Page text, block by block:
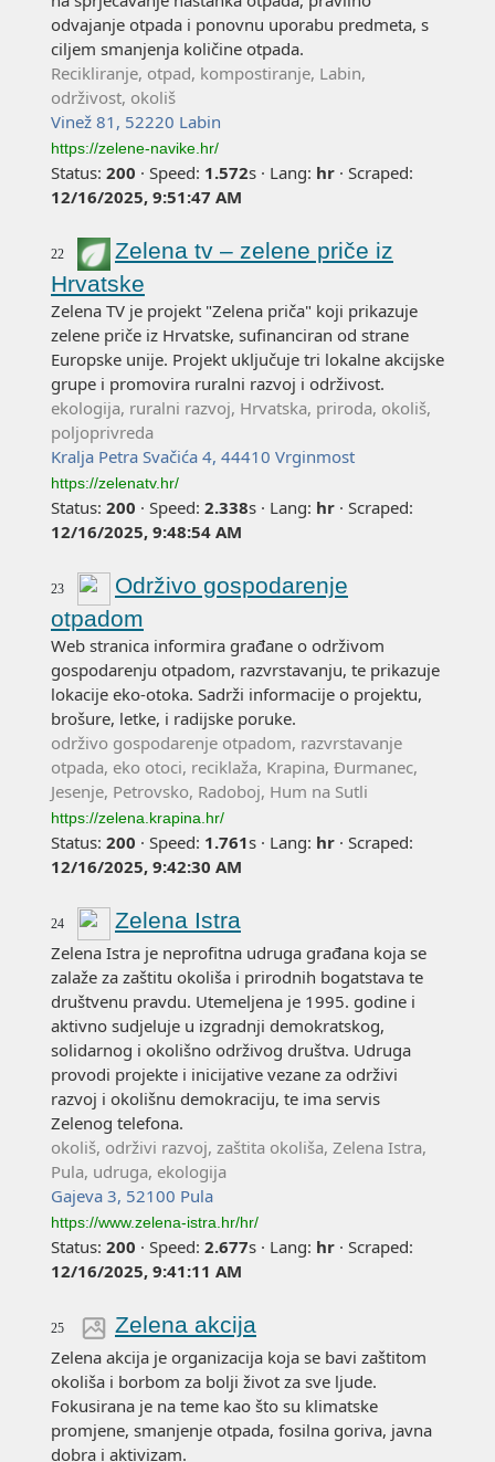
odvajanje otpada i ponovnu uporabu predmeta, s
ciljem smanjenja količine otpada.
Recikliranje, otpad, kompostiranje, Labin,
održivost, okoliš
Vinež 81, 52220 Labin
https://zelene-navike.hr/
Status: 200 · Speed: 1.572s · Lang: hr · Scraped:
12/16/2025, 9:51:47 AM
22
Zelena tv – zelene priče iz
Hrvatske
Zelena TV je projekt "Zelena priča" koji prikazuje
zelene priče iz Hrvatske, sufinanciran od strane
Europske unije. Projekt uključuje tri lokalne akcijske
grupe i promovira ruralni razvoj i održivost.
ekologija, ruralni razvoj, Hrvatska, priroda, okoliš,
poljoprivreda
Kralja Petra Svačića 4, 44410 Vrginmost
https://zelenatv.hr/
Status: 200 · Speed: 2.338s · Lang: hr · Scraped:
12/16/2025, 9:48:54 AM
23
Održivo gospodarenje
otpadom
Web stranica informira građane o održivom
gospodarenju otpadom, razvrstavanju, te prikazuje
lokacije eko-otoka. Sadrži informacije o projektu,
brošure, letke, i radijske poruke.
održivo gospodarenje otpadom, razvrstavanje
otpada, eko otoci, reciklaža, Krapina, Đurmanec,
Jesenje, Petrovsko, Radoboj, Hum na Sutli
https://zelena.krapina.hr/
Status: 200 · Speed: 1.761s · Lang: hr · Scraped:
12/16/2025, 9:42:30 AM
24 Zelena Istra
Zelena Istra je neprofitna udruga građana koja se
zalaže za zaštitu okoliša i prirodnih bogatstava te
društvenu pravdu. Utemeljena je 1995. godine i
aktivno sudjeluje u izgradnji demokratskog,
solidarnog i okolišno održivog društva. Udruga
provodi projekte i inicijative vezane za održivi
razvoj i okolišnu demokraciju, te ima servis
Zelenog telefona.
okoliš, održivi razvoj, zaštita okoliša, Zelena Istra,
Pula, udruga, ekologija
Gajeva 3, 52100 Pula
https://www.zelena-istra.hr/hr/
Status: 200 · Speed: 2.677s · Lang: hr · Scraped:
12/16/2025, 9:41:11 AM
25 Zelena akcija
Zelena akcija je organizacija koja se bavi zaštitom
okoliša i borbom za bolji život za sve ljude.
Fokusirana je na teme kao što su klimatske
promjene, smanjenje otpada, fosilna goriva, javna
dobra i aktivizam.